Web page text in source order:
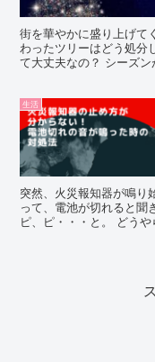
街を華やかに盛り上げて
わったツリーはどう処分
て大丈夫なの？ シーズ
生活
突然、火災報知器が鳴り
って、電池が切れると聞
ピ、ピ・・・と。 どう